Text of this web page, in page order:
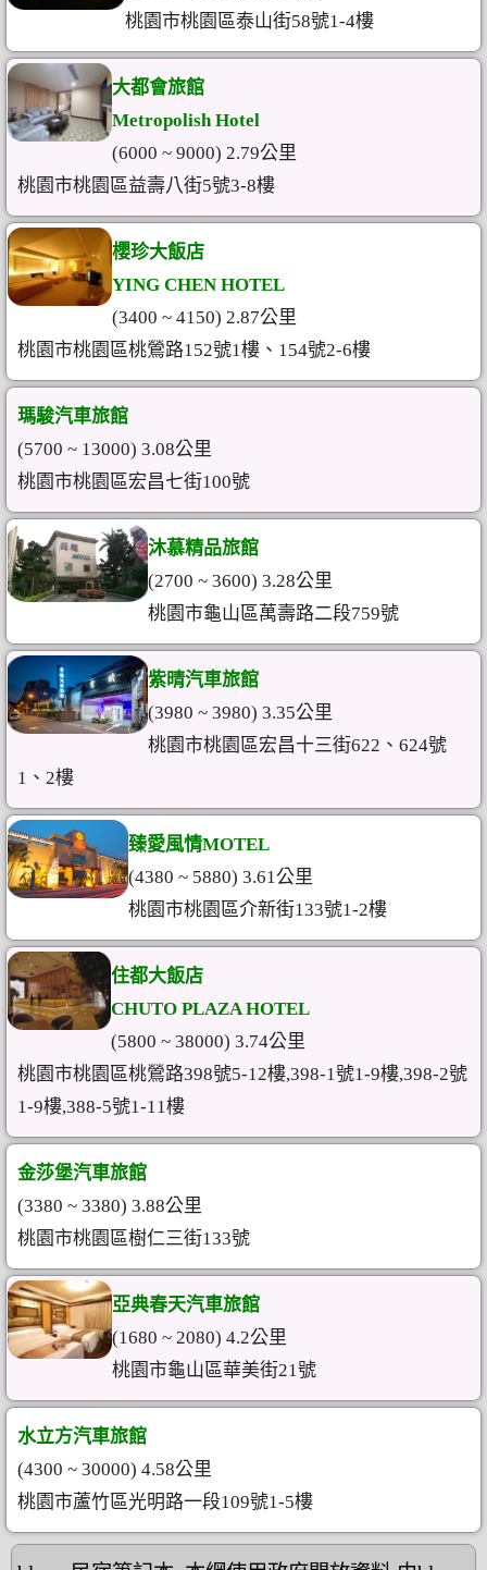
桃園市桃園區泰山街58號1-4樓
大都會旅館
Metropolish Hotel
(6000 ~ 9000) 2.79公里
桃園市桃園區益壽八街5號3-8樓
櫻珍大飯店
YING CHEN HOTEL
(3400 ~ 4150) 2.87公里
桃園市桃園區桃鶯路152號1樓、154號2-6樓
瑪駿汽車旅館
(5700 ~ 13000) 3.08公里
桃園市桃園區宏昌七街100號
沐慕精品旅館
(2700 ~ 3600) 3.28公里
桃園市龜山區萬壽路二段759號
紫晴汽車旅館
(3980 ~ 3980) 3.35公里
桃園市桃園區宏昌十三街622、624號
1、2樓
臻愛風情MOTEL
(4380 ~ 5880) 3.61公里
桃園市桃園區介新街133號1-2樓
住都大飯店
CHUTO PLAZA HOTEL
(5800 ~ 38000) 3.74公里
桃園市桃園區桃鶯路398號5-12樓,398-1號1-9樓,398-2號
1-9樓,388-5號1-11樓
金莎堡汽車旅館
(3380 ~ 3380) 3.88公里
桃園市桃園區樹仁三街133號
亞典春天汽車旅館
(1680 ~ 2080) 4.2公里
桃園市龜山區華美街21號
水立方汽車旅館
(4300 ~ 30000) 4.58公里
桃園市蘆竹區光明路一段109號1-5樓